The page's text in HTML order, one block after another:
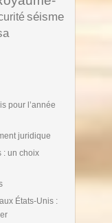
séisme
pour l’année
juridique
: un choix
États-Unis :